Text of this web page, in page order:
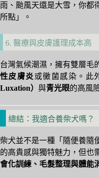
雨、颱風天還是大雪，你都
所點」。
6. 醫療與皮膚護理成本高
台灣氣候潮濕，擁有雙層毛
性皮膚炎 或黴菌感染。此
Luxation） 與青光眼的高風
總結：我適合養柴犬嗎？
柴犬並不是一種「隨便養隨
的高貴感與獨特魅力，但也
會化訓練、毛髮整理與體能